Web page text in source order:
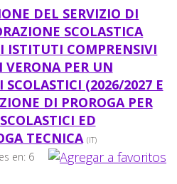
DEL SERVIZIO DI
SCOLASTICA
ISTITUTI COMPRENSIVI
PER UN
(2026/2027 E
DI PROROGA PER
ED
TECNICA (IT)
en: 6